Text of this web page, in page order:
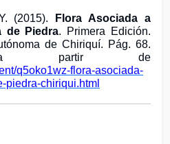
(2015).
Flora Asociada a
de Piedra. Primera Edición.
de Chiriquí. Pág. 68.
a partir de
q5oko1wz-flora-asociada-
piedra-chiriqui.html